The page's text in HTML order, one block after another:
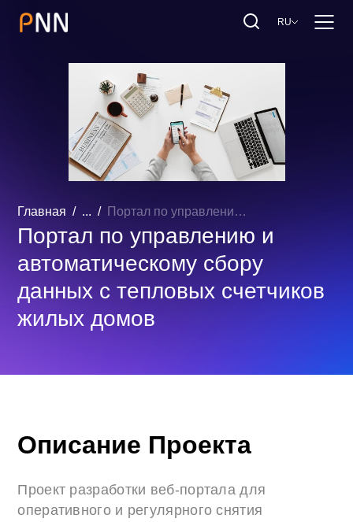
RU
Главная ... Портал по управлению и автоматическому сбору данных с тепловых счетчиков жилых домов
Портал по управлению и
автоматическому сбору
данных с тепловых счетчиков
жилых домов
Описание Проекта
Проект разработки веб-портала для
оперативного и регулярного снятия